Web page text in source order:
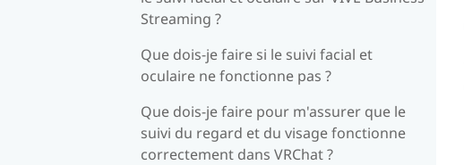
Streaming ?
Que dois-je faire si le suivi facial et
oculaire ne fonctionne pas ?
Que dois-je faire pour m'assurer que le
suivi du regard et du visage fonctionne
correctement dans VRChat ?